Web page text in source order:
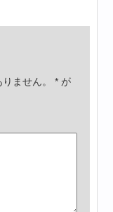
ません。 * が